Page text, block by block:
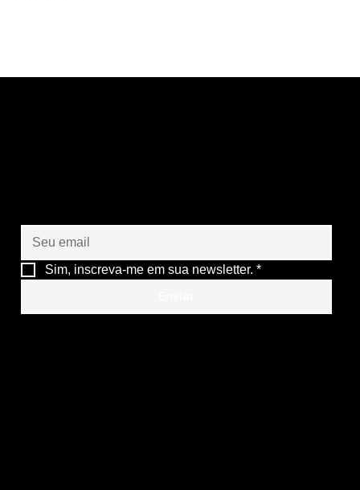
Sim, inscreva-me em sua newsletter. *